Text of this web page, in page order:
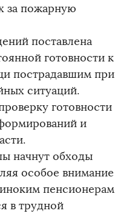
за пожарную
поставлена
готовности к
пострадавшим при
ситуаций.
готовности
и
начнут обходы
особое внимание
пенсионерам
в трудной